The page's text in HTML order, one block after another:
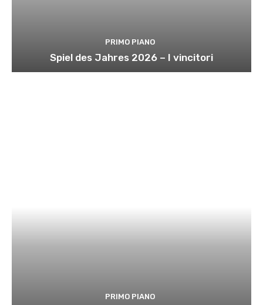
PRIMO PIANO
Spiel des Jahres 2026 – I vincitori
PRIMO PIANO